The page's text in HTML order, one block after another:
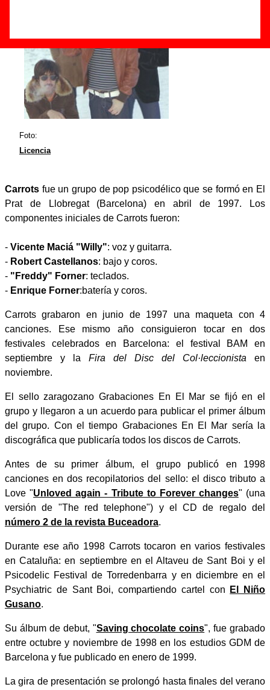
Foto:
Licencia
Carrots fue un grupo de pop psicodélico que se formó en El
Prat de Llobregat (Barcelona) en abril de 1997. Los
componentes iniciales de Carrots fueron:
- Vicente Maciá "Willy": voz y guitarra.
- Robert Castellanos: bajo y coros.
- "Freddy" Forner: teclados.
- Enrique Forner:batería y coros.
Carrots grabaron en junio de 1997 una maqueta con 4
canciones. Ese mismo año consiguieron tocar en dos
festivales celebrados en Barcelona: el festival BAM en
septiembre y la Fira del Disc del Col·leccionista en
noviembre.
El sello zaragozano Grabaciones En El Mar se fijó en el
grupo y llegaron a un acuerdo para publicar el primer álbum
del grupo. Con el tiempo Grabaciones En El Mar sería la
discográfica que publicaría todos los discos de Carrots.
Antes de su primer álbum, el grupo publicó en 1998
canciones en dos recopilatorios del sello: el disco tributo a
Love "Unloved again - Tribute to Forever changes" (una
versión de "The red telephone") y el CD de regalo del
número 2 de la revista Buceadora.
Durante ese año 1998 Carrots tocaron en varios festivales
en Cataluña: en septiembre en el Altaveu de Sant Boi y el
Psicodelic Festival de Torredenbarra y en diciembre en el
Psychiatric de Sant Boi, compartiendo cartel con
El Niño
Gusano.
Su álbum de debut, "Saving chocolate coins", fue grabado
entre octubre y noviembre de 1998 en los estudios GDM de
Barcelona y fue publicado en enero de 1999.
La gira de presentación se prolongó hasta finales del verano